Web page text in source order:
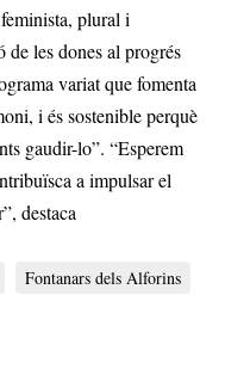
plural i
les dones al progrés
variat que fomenta
i és sostenible perquè
gaudir-lo”. “Esperem
a impulsar el
destaca
Fontanars dels Alforins